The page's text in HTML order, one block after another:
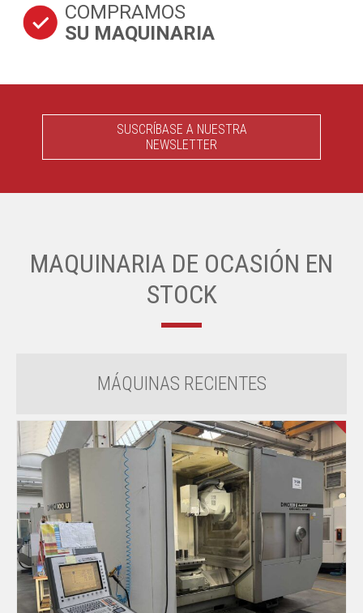
COMPRAMOS
SU MAQUINARIA
SUSCRÍBASE A NUESTRA
NEWSLETTER
MAQUINARIA DE OCASIÓN EN
STOCK
MÁQUINAS RECIENTES